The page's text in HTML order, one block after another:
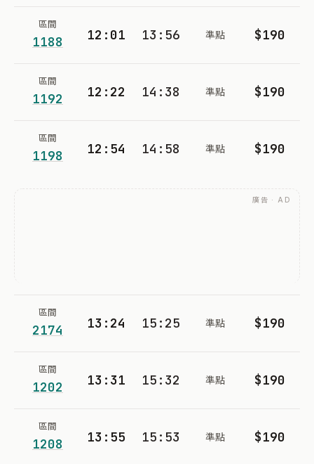
區間
1188 12:01 13:56 準點 $190
區間
1192 12:22 14:38 準點 $190
區間
1198 12:54 14:58 準點 $190
廣告 · AD
區間
2174 13:24 15:25 準點 $190
區間
1202 13:31 15:32 準點 $190
區間
1208 13:55 15:53 準點 $190